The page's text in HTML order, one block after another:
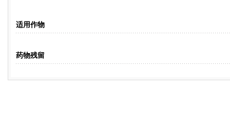
适用作物
药物残留